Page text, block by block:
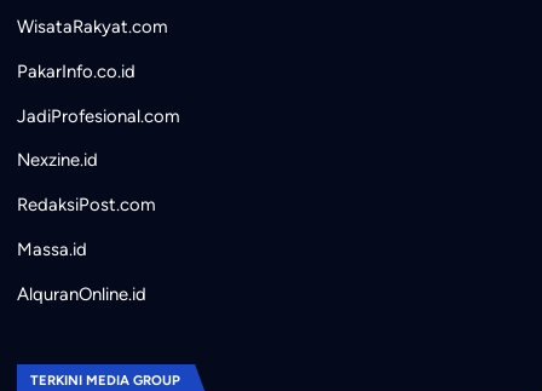
WisataRakyat.com
PakarInfo.co.id
JadiProfesional.com
Nexzine.id
RedaksiPost.com
Massa.id
AlquranOnline.id
TERKINI MEDIA GROUP